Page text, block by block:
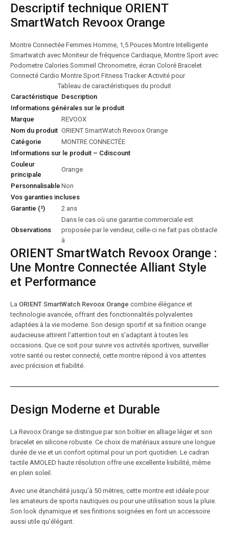
Descriptif technique ORIENT
SmartWatch Revoox Orange
Montre Connectée Femmes Homme, 1,5 Pouces Montre Intelligente
Smartwatch avec Moniteur de fréquence Cardiaque, Montre Sport avec
Podometre Calories Sommeil Chronometre, écran Coloré Bracelet
Connecté Cardio Montre Sport Fitness Tracker Activité pour
Tableau de caractéristiques du produit
Caractéristique Description
Informations générales sur le produit
Marque
REVOOX
Nom du produit ORIENT SmartWatch Revoox Orange
Catégorie
MONTRE CONNECTÉE
Informations sur le produit – Cdiscount
Couleur
principale
Orange
Personnalisable Non
Vos garanties incluses
Garantie (²)
2 ans
Observations
Dans le cas où une garantie commerciale est
proposée par le vendeur, celle-ci ne fait pas obstacle
à
ORIENT SmartWatch Revoox Orange :
Une Montre Connectée Alliant Style
et Performance
La ORIENT SmartWatch Revoox Orange combine élégance et
technologie avancée, offrant des fonctionnalités polyvalentes
adaptées à la vie moderne. Son design sportif et sa finition orange
audacieuse attirent l’attention tout en s’adaptant à toutes les
occasions. Que ce soit pour suivre vos activités sportives, surveiller
votre santé ou rester connecté, cette montre répond à vos attentes
avec précision et fiabilité.
Design Moderne et Durable
La Revoox Orange se distingue par son boîtier en alliage léger et son
bracelet en silicone robuste. Ce choix de matériaux assure une longue
durée de vie et un confort optimal pour un port quotidien. Le cadran
tactile AMOLED haute résolution offre une excellente lisibilité, même
en plein soleil.
Avec une étanchéité jusqu’à 50 mètres, cette montre est idéale pour
les amateurs de sports nautiques ou pour une utilisation sous la pluie.
Son look dynamique et ses finitions soignées en font un accessoire
aussi utile qu’élégant.